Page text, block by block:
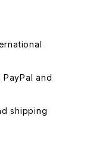
and
shipping